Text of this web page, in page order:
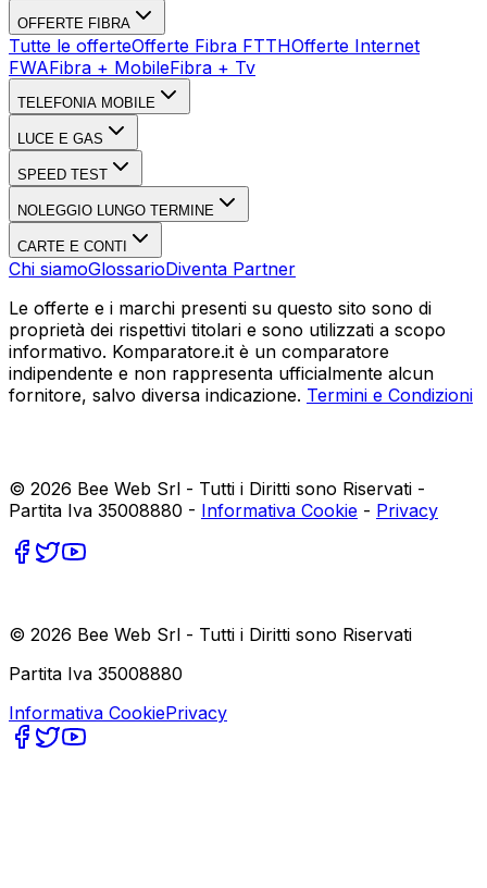
OFFERTE FIBRA
Tutte le offerteOfferte Fibra FTTHOfferte Internet
FWAFibra + MobileFibra + Tv
TELEFONIA MOBILE
LUCE E GAS
SPEED TEST
NOLEGGIO LUNGO TERMINE
CARTE E CONTI
Chi siamoGlossarioDiventa Partner
Le offerte e i marchi presenti su questo sito sono di
proprietà dei rispettivi titolari e sono utilizzati a scopo
informativo. Komparatore.it è un comparatore
indipendente e non rappresenta ufficialmente alcun
fornitore, salvo diversa indicazione. Termini e Condizioni
© 2026 Bee Web Srl - Tutti i Diritti sono Riservati -
Partita Iva 35008880 - Informativa Cookie - Privacy
© 2026 Bee Web Srl - Tutti i Diritti sono Riservati
Partita Iva 35008880
Informativa CookiePrivacy